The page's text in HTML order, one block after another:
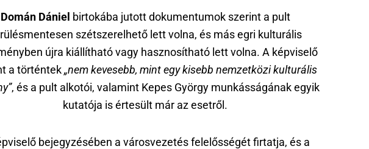
Domán Dániel birtokába jutott dokumentumok szerint a pult
szétszerelhető lett volna, és más egri kulturális
újra kiállítható vagy hasznosítható lett volna. A képviselő
a történtek„nem kevesebb, mint egy kisebb nemzetközi kulturális
, és a pult alkotói, valamint Kepes György munkásságának egyik
kutatója is értesült már az esetről.
bejegyzésében a városvezetés felelősségét firtatja, és a